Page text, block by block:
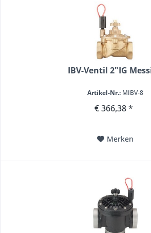
IBV-Ventil 2"IG
Artikel-Nr.:MIBV-8
€ 366,38 *
Merken